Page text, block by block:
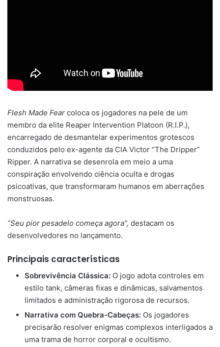
Flesh Made Fear coloca os jogadores na pele de um
membro da elite Reaper Intervention Platoon (R.I.P.),
encarregado de desmantelar experimentos grotescos
conduzidos pelo ex-agente da CIA Victor “The Dripper”
Ripper. A narrativa se desenrola em meio a uma
conspiração envolvendo ciência oculta e drogas
psicoativas, que transformaram humanos em aberrações
monstruosas.
“Seu pior pesadelo começa agora”, destacam os
desenvolvedores no lançamento.
Principais características
Sobrevivência Clássica: O jogo adota controles em
estilo tank, câmeras fixas e dinâmicas, salvamentos
limitados e administração rigorosa de recursos.
Narrativa com Quebra-Cabeças: Os jogadores
precisarão resolver enigmas complexos interligados a
uma trama de horror corporal e ocultismo.